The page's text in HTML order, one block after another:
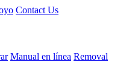
Contact Us
Manual en línea Removal